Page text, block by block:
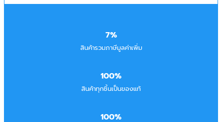
7%
สินค้ารวมภาษีมูลค่าเพิ่ม
100%
สินค้าทุกชิ้นเป็นของแท้
100%